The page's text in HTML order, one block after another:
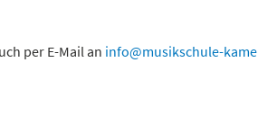
per E-Mail an info@musikschule-